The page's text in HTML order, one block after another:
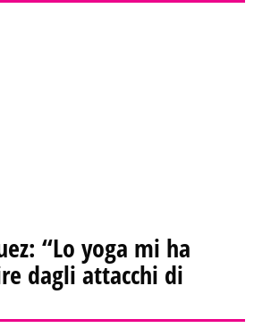
“Lo yoga mi ha
dagli attacchi di